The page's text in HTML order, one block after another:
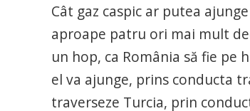
Cât gaz caspic ar putea
aproape patru ori mai mult
un hop, ca România să fie pe
el va ajunge, prins conducta
traverseze Turcia, prin